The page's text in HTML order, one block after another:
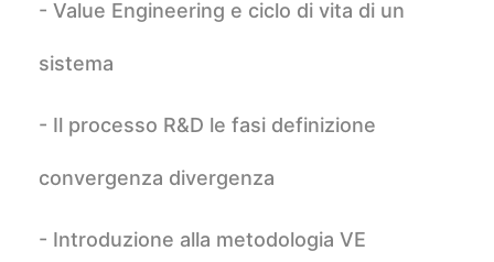
- Value Engineering e ciclo di vita di un
sistema
- Il processo R&D le fasi definizione
convergenza divergenza
- Introduzione alla metodologia VE